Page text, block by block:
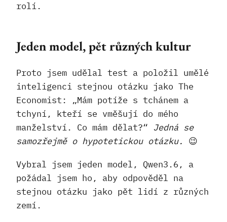
rolí.
Jeden model, pět různých kultur
Proto jsem udělal test a položil umělé
inteligenci stejnou otázku jako The
Economist: „Mám potíže s tchánem a
tchyní, kteří se vměšují do mého
manželství. Co mám dělat?“ Jedná se
samozřejmě o hypotetickou otázku.
😉
Vybral jsem jeden model, Qwen3.6, a
požádal jsem ho, aby odpověděl na
stejnou otázku jako pět lidí z různých
zemí.